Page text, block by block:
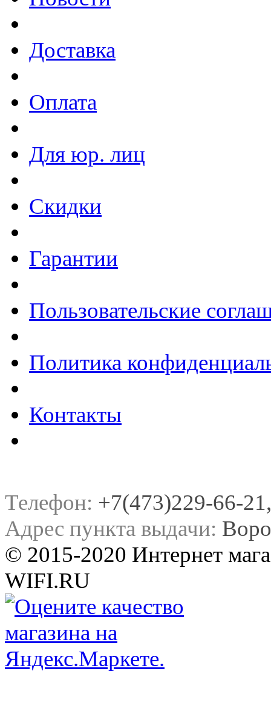
Доставка
Оплата
Для юр. лиц
Скидки
Гарантии
Пользовательские
Политика
Контакты
Телефон: +7(473)229-66-
Адрес пункта выдачи:
© 2015-2020 Интернет
WIFI.RU